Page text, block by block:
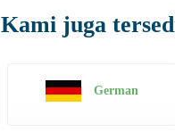
Kami juga
German